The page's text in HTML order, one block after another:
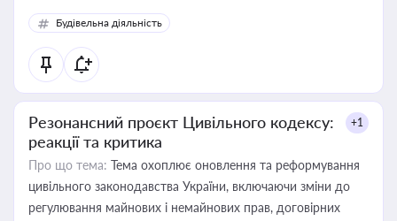
Будівельна діяльність
Резонансний проєкт Цивільного кодексу:
реакції та критика
+1
Про що тема: Тема охоплює оновлення та реформування
цивільного законодавства України, включаючи зміни до
регулювання майнових і немайнових прав, договірних